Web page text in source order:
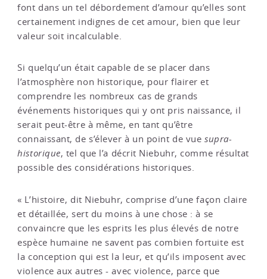
font dans un tel débordement d’amour qu’elles sont
certainement indignes de cet amour, bien que leur
valeur soit incalculable.
Si quelqu’un était capable de se placer dans
l’atmosphère non historique, pour flairer et
comprendre les nombreux cas de grands
événements historiques qui y ont pris naissance, il
serait peut-être à même, en tant qu’être
connaissant, de s’élever à un point de vue supra-
historique, tel que l’a décrit Niebuhr, comme résultat
possible des considérations historiques.
« L’histoire, dit Niebuhr, comprise d’une façon claire
et détaillée, sert du moins à une chose : à se
convaincre que les esprits les plus élevés de notre
espèce humaine ne savent pas combien fortuite est
la conception qui est la leur, et qu’ils imposent avec
violence aux autres - avec violence, parce que